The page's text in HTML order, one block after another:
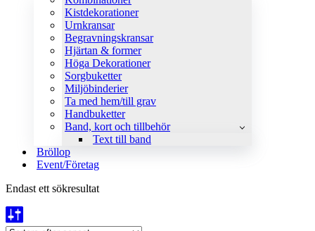
Kistdekorationer
Urnkransar
Begravningskransar
Hjärtan & former
Höga Dekorationer
Sorgbuketter
Miljöbinderier
Ta med hem/till grav
Handbuketter
Band, kort och tillbehör
Text till band
Bröllop
Event/Företag
Endast ett sökresultat